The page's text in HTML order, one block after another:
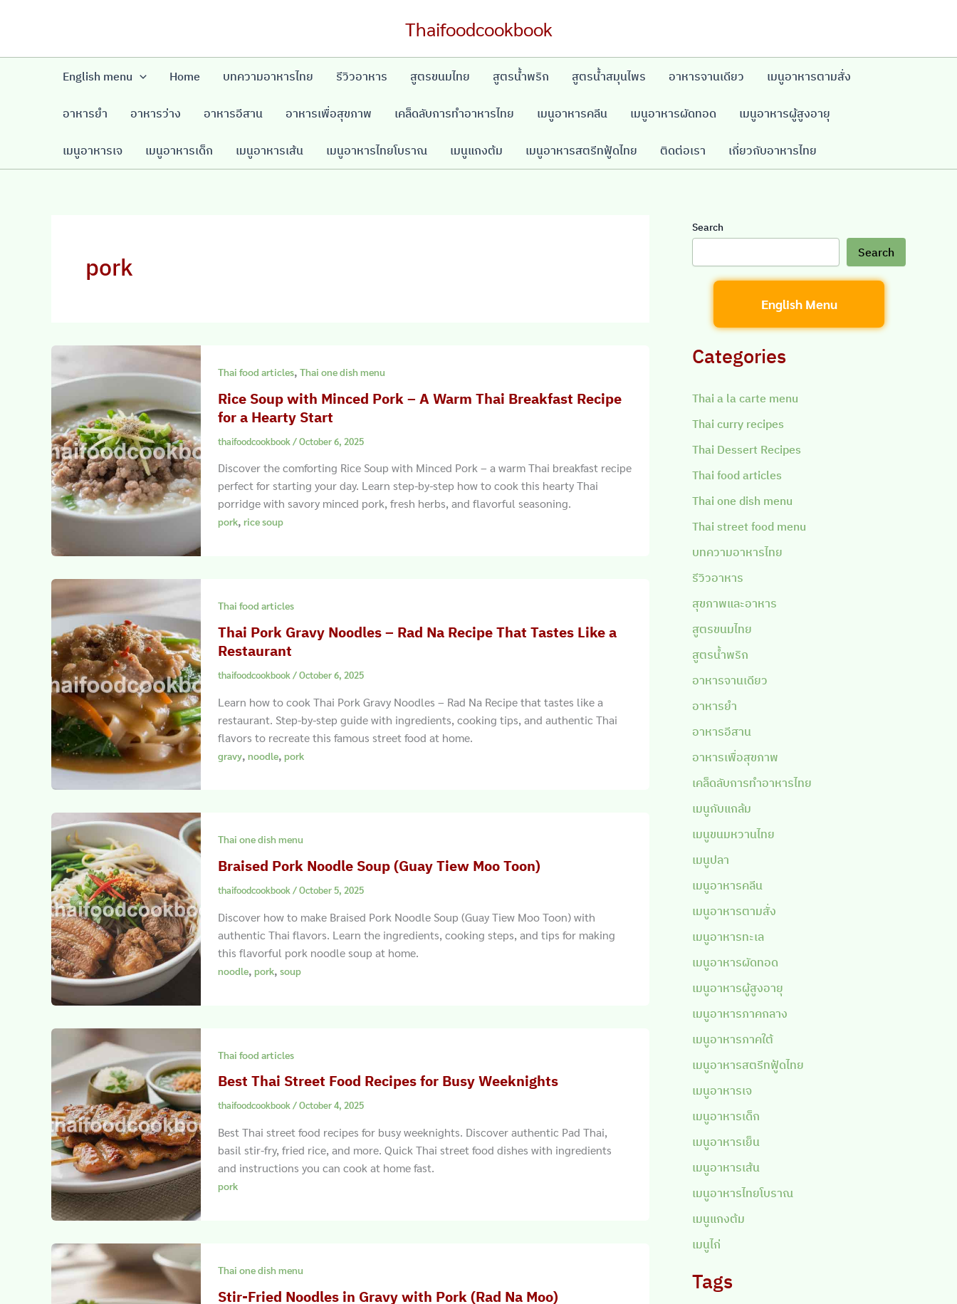
Thaifoodcookbook
English menu Home บทความอาหารไทย รีวิวอาหาร สูตรขนมไทย สูตรน้ำพริก สูตรน้ำสมุนไพร อาหารจานเดียว เมนูอาหารตามสั่ง
อาหารยำ อาหารว่าง อาหารอีสาน อาหารเพื่อสุขภาพ เคล็ดลับการทำอาหารไทย เมนูอาหารคลีน เมนูอาหารผัดทอด เมนูอาหารผู้สูงอายุ
เมนูอาหารเจ เมนูอาหารเด็ก เมนูอาหารเส้น เมนูอาหารไทยโบราณ เมนูแกงต้ม เมนูอาหารสตรีทฟู้ดไทย ติดต่อเรา เกี่ยวกับอาหารไทย
pork
Thai food articles, Thai one dish menu
Rice Soup with Minced Pork – A Warm Thai Breakfast Recipe
for a Hearty Start
thaifoodcookbook /October 6, 2025
Discover the comforting Rice Soup with Minced Pork – a warm Thai breakfast recipe
perfect for starting your day. Learn step-by-step how to cook this hearty Thai
porridge with savory minced pork, fresh herbs, and flavorful seasoning.
pork, rice soup
Thai food articles
Thai Pork Gravy Noodles – Rad Na Recipe That Tastes Like a
Restaurant
thaifoodcookbook /October 6, 2025
Learn how to cook Thai Pork Gravy Noodles – Rad Na Recipe that tastes like a
restaurant. Step-by-step guide with ingredients, cooking tips, and authentic Thai
flavors to recreate this famous street food at home.
gravy, noodle, pork
Thai one dish menu
Braised Pork Noodle Soup (Guay Tiew Moo Toon)
thaifoodcookbook /October 5, 2025
Discover how to make Braised Pork Noodle Soup (Guay Tiew Moo Toon) with
authentic Thai flavors. Learn the ingredients, cooking steps, and tips for making
this flavorful pork noodle soup at home.
noodle, pork, soup
Thai food articles
Best Thai Street Food Recipes for Busy Weeknights
thaifoodcookbook /October 4, 2025
Best Thai street food recipes for busy weeknights. Discover authentic Pad Thai,
basil stir-fry, fried rice, and more. Quick Thai street food dishes with ingredients
and instructions you can cook at home fast.
pork
Thai one dish menu
Stir-Fried Noodles in Gravy with Pork (Rad Na Moo)
Search
Search
English Menu
Categories
Thai a la carte menu
Thai curry recipes
Thai Dessert Recipes
Thai food articles
Thai one dish menu
Thai street food menu
บทความอาหารไทย
รีวิวอาหาร
สุขภาพและอาหาร
สูตรขนมไทย
สูตรน้ำพริก
อาหารจานเดียว
อาหารยำ
อาหารอีสาน
อาหารเพื่อสุขภาพ
เคล็ดลับการทำอาหารไทย
เมนูกับแกล้ม
เมนูขนมหวานไทย
เมนูปลา
เมนูอาหารคลีน
เมนูอาหารตามสั่ง
เมนูอาหารทะเล
เมนูอาหารผัดทอด
เมนูอาหารผู้สูงอายุ
เมนูอาหารภาคกลาง
เมนูอาหารภาคใต้
เมนูอาหารสตรีทฟู้ดไทย
เมนูอาหารเจ
เมนูอาหารเด็ก
เมนูอาหารเย็น
เมนูอาหารเส้น
เมนูอาหารไทยโบราณ
เมนูแกงต้ม
เมนูไก่
Tags